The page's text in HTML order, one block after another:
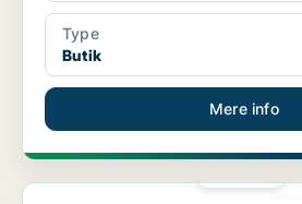
Type
Butik
Mere info
Kontorhotel i Ballerup